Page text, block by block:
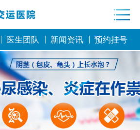
医生团队 新闻资讯 预约挂号